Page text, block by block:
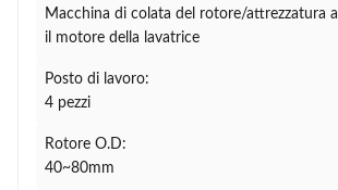
Macchina di colata del rotore/attrezzatura
il motore della lavatrice
Posto di lavoro:
4 pezzi
Rotore O.D:
40~80mm